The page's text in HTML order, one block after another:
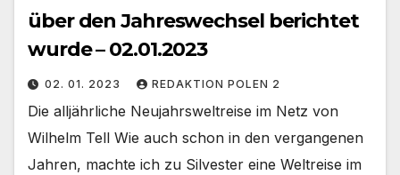
über den Jahreswechsel berichtet
wurde – 02.01.2023
02. 01. 2023 REDAKTION POLEN 2
Die alljährliche Neujahrsweltreise im Netz von
Wilhelm Tell Wie auch schon in den vergangenen
Jahren, machte ich zu Silvester eine Weltreise im